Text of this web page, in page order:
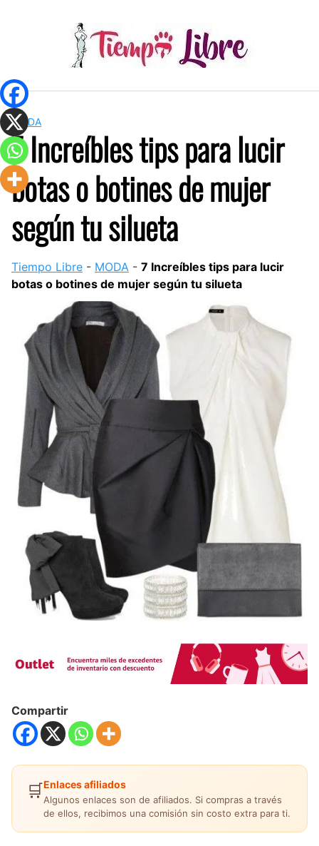
MODA
7 Increíbles tips para lucir
botas o botines de mujer
según tu silueta
Tiempo Libre - MODA - 7 Increíbles tips para lucir
botas o botines de mujer según tu silueta
Compartir
🛒Enlaces afiliados
Algunos enlaces son de afiliados. Si compras a través
de ellos, recibimos una comisión sin costo extra para ti.